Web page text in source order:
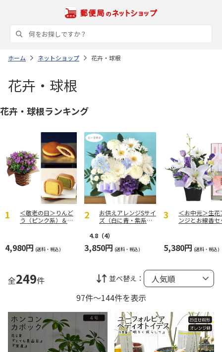
ホーム ネットショップ 花卉・球根
花卉・球根
花卉・球根ランキング
＜敬老の日＞りんど
う（ピンク系）＆三
4,980円 (送料・税込)
お供えアレンジSサイ
ズ（白に青・紫系を
4.8 （4）
3,850円 (送料・税込)
＜お中元＞生花
ンジとお線香セ
5,380円 (送料・税込)
全249件 並べ替え：
97件～144件を表示